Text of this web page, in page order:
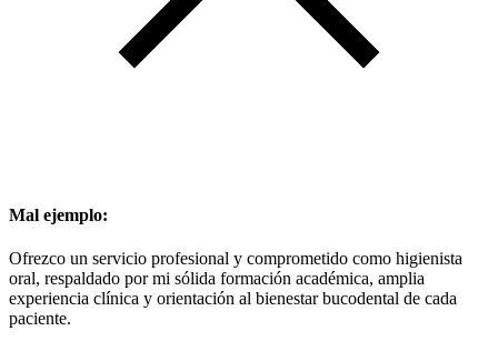
Mal ejemplo:
Ofrezco un servicio profesional y comprometido como higienista
oral, respaldado por mi sólida formación académica, amplia
experiencia clínica y orientación al bienestar bucodental de cada
paciente.